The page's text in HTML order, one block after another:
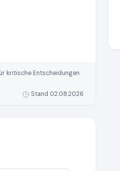
kritische Entscheidungen
Stand 02.08.2026